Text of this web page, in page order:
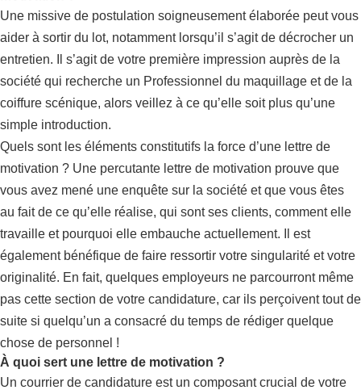
Une missive de postulation soigneusement élaborée peut vous
aider à sortir du lot, notamment lorsqu’il s’agit de décrocher un
entretien. Il s’agit de votre première impression auprès de la
société qui recherche un Professionnel du maquillage et de la
coiffure scénique, alors veillez à ce qu’elle soit plus qu’une
simple introduction.
Quels sont les éléments constitutifs la force d’une lettre de
motivation ? Une percutante lettre de motivation prouve que
vous avez mené une enquête sur la société et que vous êtes
au fait de ce qu’elle réalise, qui sont ses clients, comment elle
travaille et pourquoi elle embauche actuellement. Il est
également bénéfique de faire ressortir votre singularité et votre
originalité. En fait, quelques employeurs ne parcourront même
pas cette section de votre candidature, car ils perçoivent tout de
suite si quelqu’un a consacré du temps de rédiger quelque
chose de personnel !
À quoi sert une lettre de motivation ?
Un courrier de candidature est un composant crucial de votre